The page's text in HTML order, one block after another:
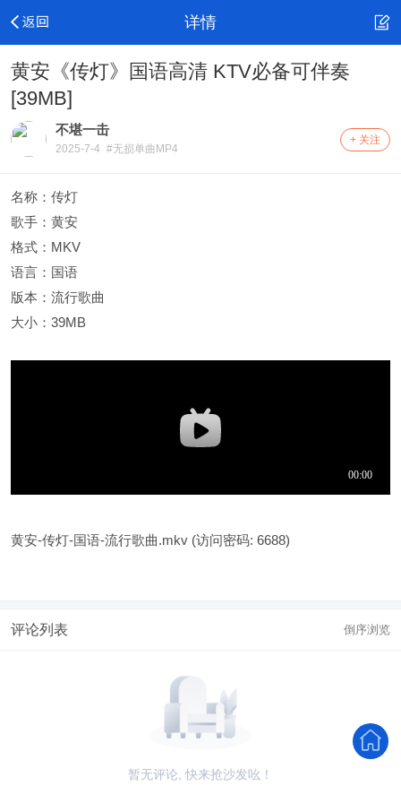
详情
黄安《传灯》国语高清 KTV必备可伴奏
[39MB]
不堪一击
2025-7-4 #无损单曲MP4
+ 关注
名称：传灯
歌手：黄安
格式：MKV
语言：国语
版本：流行歌曲
大小：39MB
黄安-传灯-国语-流行歌曲.mkv (访问密码: 6688)
评论列表 倒序浏览
暂无评论, 快来抢沙发吆！